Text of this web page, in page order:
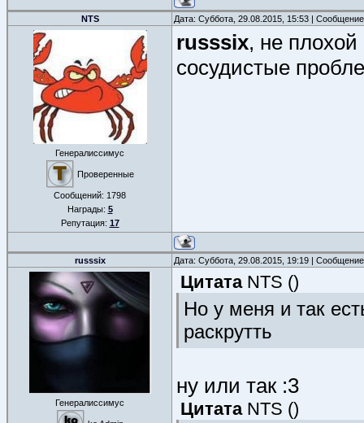
NTS Дата: Суббота, 29.08.2015, 15:53 |
Генералиссимус
Проверенные
Сообщений: 1798
Награды: 5
Репутация: 17
russsix, не
сосудистые
russsix Дата: Суббота, 29.08.2015, 19:19 |
Генералиссимус
Цитата NTS ()
Но у меня и так
раскрутть
ну или так :3
Цитата NTS ()